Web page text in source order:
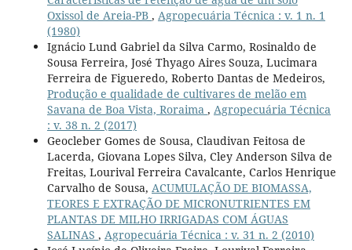
Oxissol de Areia-PB , Agropecuária Técnica : v. 1 n. 1
(1980)
Ignácio Lund Gabriel da Silva Carmo, Rosinaldo de
Sousa Ferreira, José Thyago Aires Souza, Lucimara
Ferreira de Figueredo, Roberto Dantas de Medeiros,
Produção e qualidade de cultivares de melão em
Savana de Boa Vista, Roraima , Agropecuária Técnica
: v. 38 n. 2 (2017)
Geocleber Gomes de Sousa, Claudivan Feitosa de
Lacerda, Giovana Lopes Silva, Cley Anderson Silva de
Freitas, Lourival Ferreira Cavalcante, Carlos Henrique
Carvalho de Sousa, ACUMULAÇÃO DE BIOMASSA,
TEORES E EXTRAÇÃO DE MICRONUTRIENTES EM
PLANTAS DE MILHO IRRIGADAS COM ÁGUAS
SALINAS , Agropecuária Técnica : v. 31 n. 2 (2010)